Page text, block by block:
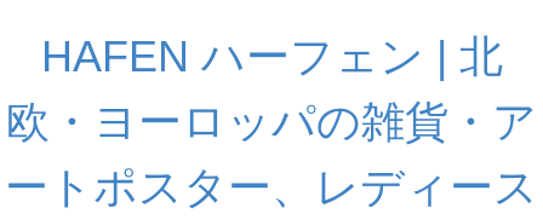
HAFEN ハーフェン | 北
欧・ヨーロッパの雑貨・ア
ートポスター、レディース